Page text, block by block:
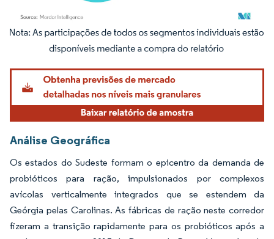
Imagem © Mordor Intelligence. O reuso requer atribuição conforme CC BY 4.0.
Análise Geográfica
Os estados do Sudeste formam o epicentro da demanda de
probióticos para ração, impulsionados por complexos
avícolas verticalmente integrados que se estendem da
Geórgia pelas Carolinas. As fábricas de ração neste corredor
fizeram a transição rapidamente para os probióticos após a